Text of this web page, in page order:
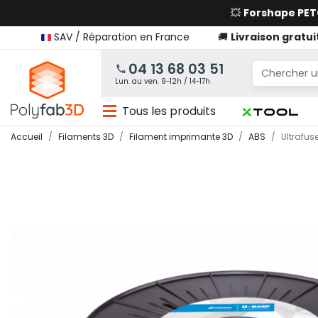
💥 Forshape
SAV / Réparation en France
🚚 Livraison
04 13 68 03 51
Lun. au ven. 9-12h / 14-17h
Tous les produits
Accueil Filaments 3D Filament imprimante 3D ABS